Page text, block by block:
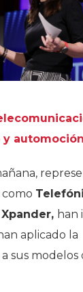
automoción
han
aplicado la
sus modelos